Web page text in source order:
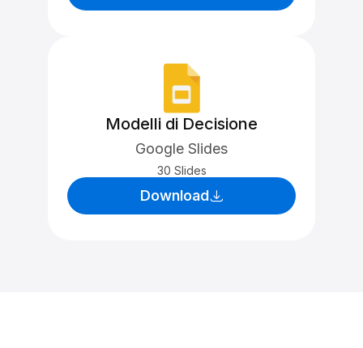
Modelli di Decisione
Google Slides
30 Slides
Download